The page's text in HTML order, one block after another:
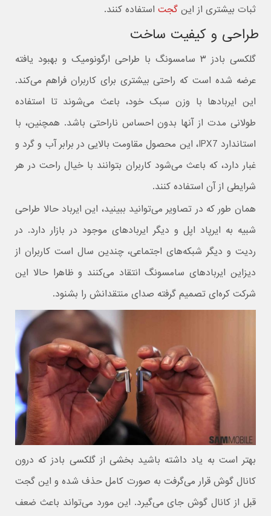
ثبات بیشتری از اینگجت استفاده کنند.
طراحی و کیفیت ساخت
گلکسی بادز ۳ سامسونگ با طراحی ارگونومیک و بهبود یافته
عرضه شده است که راحتی بیشتری برای کاربران فراهم می‌کند.
این ایربادها با وزن سبک خود، باعث می‌شوند تا استفاده
طولانی مدت از آنها بدون احساس ناراحتی باشد. همچنین، با
استاندارد IPX7، این محصول مقاومت بالایی در برابر آب و گرد و
غبار دارد، که باعث می‌شود کاربران بتوانند با خیال راحت در هر
شرایطی از آن استفاده کنند.
همان طور که در تصاویر می‌توانید ببینید، این ایرباد حالا طراحی
شبیه به ایرپاد اپل و دیگر ایربادهای موجود در بازار دارد. در
ردیت و دیگر شبکه‌های اجتماعی، چندین سال است کاربران از
دیزاین ایربادهای سامسونگ انتقاد می‌کنند و ظاهرا حالا این
شرکت کره‌ای تصمیم گرفته صدای منتقدانش را بشنود.
بهتر است به یاد داشته باشید بخشی از گلکسی بادز که درون
کانال گوش قرار می‌گرفت به صورت کامل حذف شده و این گجت
قبل از کانال گوش جای می‌گیرد. این مورد می‌تواند باعث ضعف